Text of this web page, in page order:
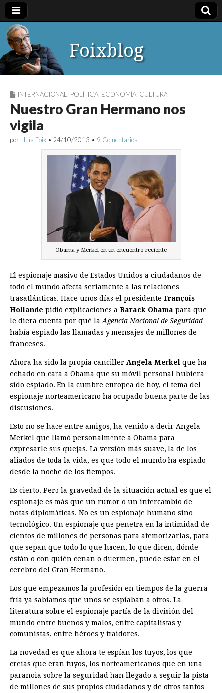
Foixblog
INTERNACIONAL POLÍTICA ECONOMÍA CULTURA
Nuestro Gran Hermano nos
vigila
por Lluís Foix • 24/10/2013 • 9 Comentarios
Obama y Merkel en un encuentro reciente
El espionaje masivo de Estados Unidos a ciudadanos de
todo el mundo afecta seriamente a las relaciones
trasatlánticas. Hace unos días el presidente François
Hollande pidió explicaciones a Barack Obama para que
le diera cuenta por qué la Agencia Nacional de Seguridad
había espiado las llamadas y mensajes de millones de
franceses.
Ahora ha sido la propia canciller Angela Merkel que ha
echado en cara a Obama que su móvil personal hubiera
sido espiado. En la cumbre europea de hoy, el tema del
espionaje norteamericano ha ocupado buena parte de las
discusiones.
Esto no se hace entre amigos, ha venido a decir Angela
Merkel que llamó personalmente a Obama para
expresarle sus quejas. La versión más suave, la de los
aliados de toda la vida, es que todo el mundo ha espiado
desde la noche de los tiempos.
Es cierto. Pero la gravedad de la situación actual es que el
espionaje es más que un rumor o un intercambio de
notas diplomáticas. No es un espionaje humano sino
tecnológico. Un espionaje que penetra en la intimidad de
cientos de millones de personas para atemorizarlas, para
que sepan que todo lo que hacen, lo que dicen, dónde
están o con quién cenan o duermen, puede estar en el
cerebro del Gran Hermano.
Los que empezamos la profesión en tiempos de la guerra
fría ya sabíamos que unos se espiaban a otros. La
literatura sobre el espionaje partía de la división del
mundo entre buenos y malos, entre capitalistas y
comunistas, entre héroes y traidores.
La novedad es que ahora te espían los tuyos, los que
creías que eran tuyos, los norteamericanos que en una
paranoia sobre la seguridad han llegado a seguir la pista
de millones de sus propios ciudadanos y de otros tantos